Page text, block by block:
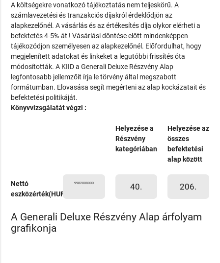
A költségekre vonatkozó tájékoztatás nem teljeskörű. A
számlavezetési és tranzakciós díjakról érdeklődjön az
alapkezelőnél. A vásárlás és az értékesítés díja olykor elérheti a
befektetés 4-5%-át ! Vásárlási döntése előtt mindenképpen
tájékozódjon személyesen az alapkezelőnél. Előfordulhat, hogy
megjelenített adatokat és linkeket a legutóbbi frissítés óta
módosították. A KIID a Generali Deluxe Részvény Alap
legfontosabb jellemzőit írja le törvény által megszabott
formátumban. Elovasása segít megérteni az alap kockázatait és
befektetési politikáját.
Könyvvizsgálatát végzi :
Helyezése a
Részvény
kategóriában
Helyezése az
összes
befektetési
alap között
Nettó
eszközérték(HUF)
9982008000 40. 206.
A Generali Deluxe Részvény Alap árfolyam
grafikonja